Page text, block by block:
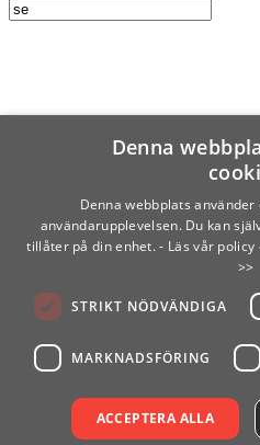
Denna
Denna webbplats
användarupplevelsen. Du kan
tillåter på din enhet. - Läs vår
>>
STRIKT NÖDVÄNDIGA
MARKNADSFÖRING
ACCEPTERA ALLA